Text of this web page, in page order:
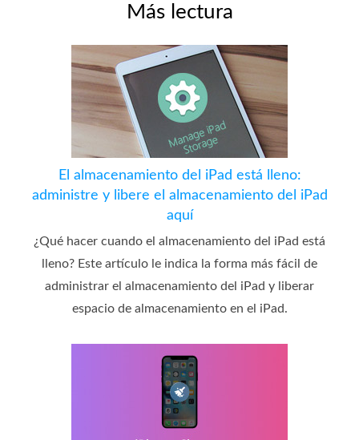
Más lectura
El almacenamiento del iPad está lleno:
administre y libere el almacenamiento del iPad
aquí
¿Qué hacer cuando el almacenamiento del iPad está
lleno? Este artículo le indica la forma más fácil de
administrar el almacenamiento del iPad y liberar
espacio de almacenamiento en el iPad.